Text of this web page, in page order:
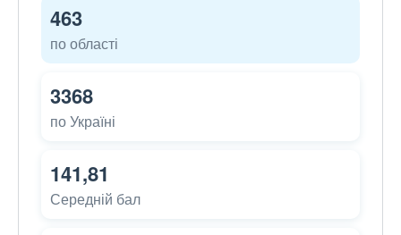
463
по області
3368
по Україні
141,81
Середній бал